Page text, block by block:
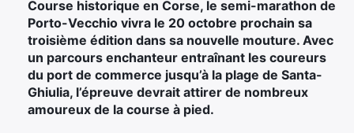
Course historique en Corse, le semi-marathon de
Porto-Vecchio vivra le 20 octobre prochain sa
troisième édition dans sa nouvelle mouture. Avec
un parcours enchanteur entraînant les coureurs
du port de commerce jusqu’à la plage de Santa-
Ghiulia, l’épreuve devrait attirer de nombreux
amoureux de la course à pied.